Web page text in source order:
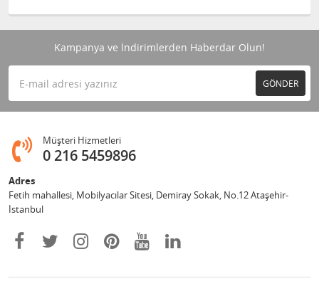
Kampanya ve İndirimlerden Haberdar Olun!
GÖNDER
Müşteri Hizmetleri
0 216 5459896
Adres
Fetih mahallesi, Mobilyacılar Sitesi, Demiray Sokak, No.12 Ataşehir-
İstanbul